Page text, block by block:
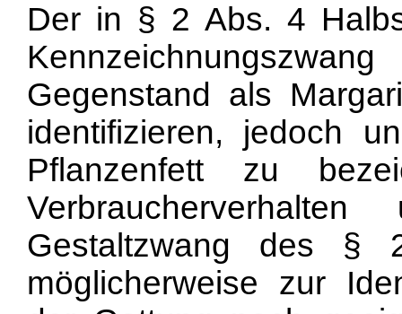
Der in § 2 Abs. 4
Gegenstand als
identifizieren, jedoch
Pflanzenfett zu
Gestaltzwang des
möglicherweise zur